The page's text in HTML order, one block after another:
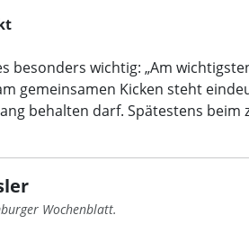
besonders wichtig: „Am
gemeinsamen Kicken steht
behalten darf. Spätestens
Wochenblatt.